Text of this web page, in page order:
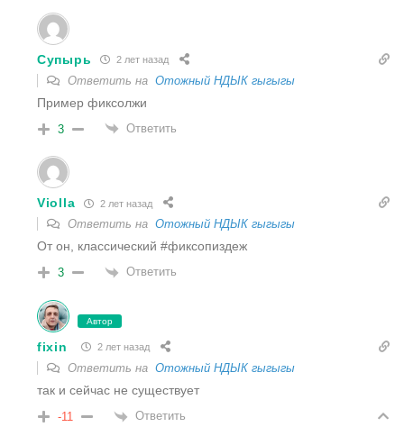
Супырь 2 лет назад
Ответить на Отожный НДЫК гыгыгы
Пример фиксолжи
3 Ответить
Violla 2 лет назад
Ответить на Отожный НДЫК гыгыгы
От он, классический #фиксопиздеж
3 Ответить
Автор
fixin 2 лет назад
Ответить на Отожный НДЫК гыгыгы
так и сейчас не существует
-11 Ответить